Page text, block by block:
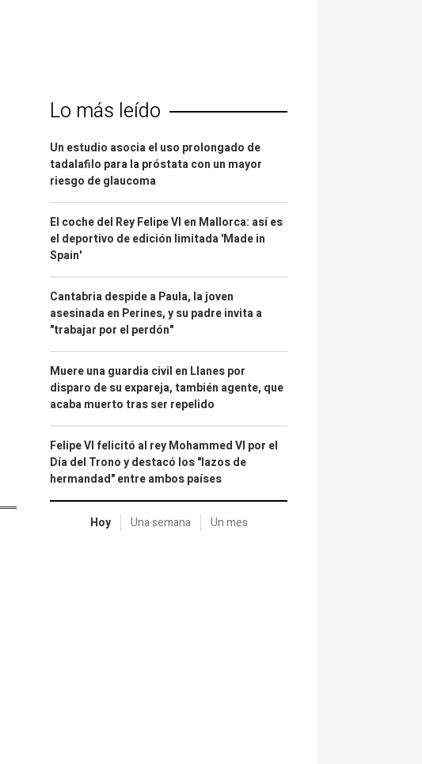
Lo más leído
Un estudio asocia el uso prolongado de
tadalafilo para la próstata con un mayor
riesgo de glaucoma
El coche del Rey Felipe VI en Mallorca: así es
el deportivo de edición limitada 'Made in
Spain'
Cantabria despide a Paula, la joven
asesinada en Perines, y su padre invita a
"trabajar por el perdón"
Muere una guardia civil en Llanes por
disparo de su expareja, también agente, que
acaba muerto tras ser repelido
Felipe VI felicitó al rey Mohammed VI por el
Día del Trono y destacó los "lazos de
hermandad" entre ambos países
Hoy Una semana Un mes